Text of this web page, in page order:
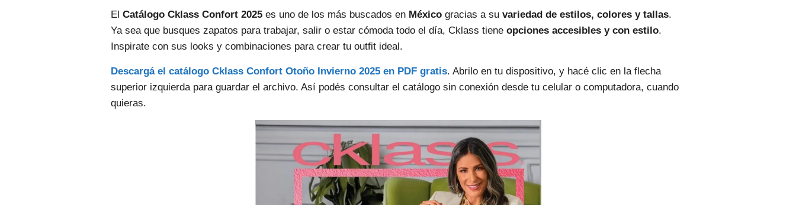
El Catálogo Cklass Confort 2025 es uno de los más buscados en México gracias a su variedad de estilos, colores y tallas.
Ya sea que busques zapatos para trabajar, salir o estar cómoda todo el día, Cklass tiene opciones accesibles y con estilo.
Inspirate con sus looks y combinaciones para crear tu outfit ideal.
Descargá el catálogo Cklass Confort Otoño Invierno 2025 en PDF gratis. Abrilo en tu dispositivo, y hacé clic en la flecha
superior izquierda para guardar el archivo. Así podés consultar el catálogo sin conexión desde tu celular o computadora, cuando
quieras.